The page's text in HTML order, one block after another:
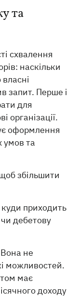
та
схвалення
наскільки
запит. Перше і
для
організації.
оформлення
умов та
збільшити
приходить
дебетову
не
можливостей.
має
доходу